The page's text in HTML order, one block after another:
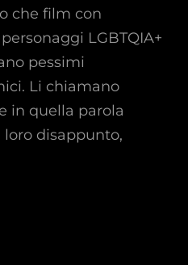
che film con
LGBTQIA+
pessimi
Li chiamano
in quella parola
loro disappunto,